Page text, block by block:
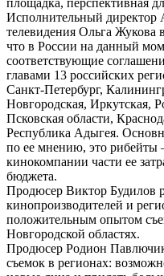
Исполнительный директор
телевидения Ольга Жукова
что в России на данный
соответствующие
главами 13 российских
Санкт-Петербург,
Новгородская, Иркутская,
Псковская области,
Республика Адыгея.
по ее мнению, это рибейты
кинокомпании части ее
бюджета.
Продюсер Виктор Будилов
кинопроизводителей и
положительным опытом
Новгородской областях.
Продюсер Родион
съемок в регионах: